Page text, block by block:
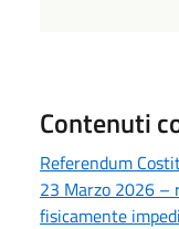
Contenuti
Referendum
23 Marzo 2026 –
fisicamente